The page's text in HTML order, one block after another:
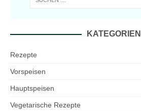
KATEGORIEN
Rezepte
Vorspeisen
Hauptspeisen
Vegetarische Rezepte